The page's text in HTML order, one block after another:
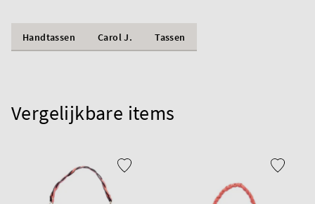
Handtassen Carol J. Tassen
Vergelijkbare items